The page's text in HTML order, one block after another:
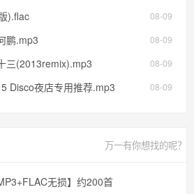
08-09
).flac
08-09
鹏.mp3
08-09
三(2013remix).mp3
08-09
Disco夜店专用推荐.mp3
万一有你想找的呢？
无损】约200首